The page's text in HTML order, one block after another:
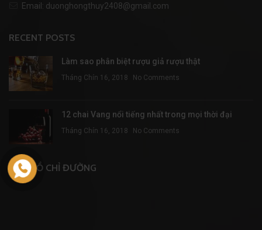
Email: duonghongthuy2408@gmail.com
RECENT POSTS
Làm sao phân biệt rượu giả rượu thật
Tháng Chín 16, 2018 No Comments
12 chai Vang nổi tiếng nhất trong mọi thời đại
Tháng Chín 16, 2018 No Comments
BẢN ĐỒ CHỈ ĐƯỜNG